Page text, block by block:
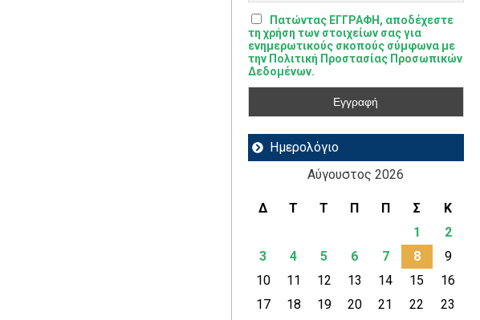
Πατώντας ΕΓΓΡΑΦΗ, αποδέχεστε
τη χρήση των στοιχείων σας για
ενημερωτικούς σκοπούς σύμφωνα με
την Πολιτική Προστασίας Προσωπικών
Δεδομένων.
Ημερολόγιο
Αύγουστος 2026
Δ Τ Τ Π Π Σ
Κ
1
2
3
4 5 6 7 8
9
10
11 12 13 14 15
16
17
18 19 20 21 22
23